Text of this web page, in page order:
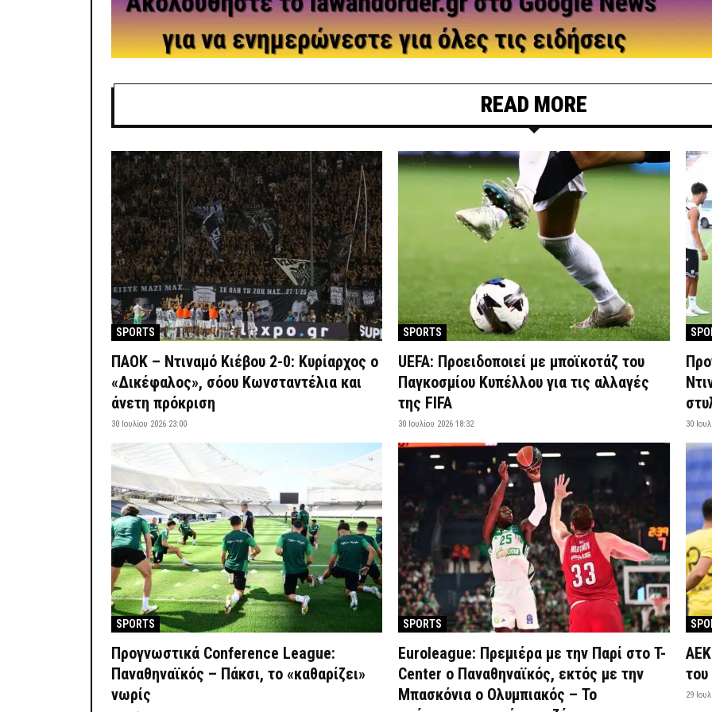
READ MORE
SPORTS
ΠΑΟΚ – Ντιναμό Κιέβου 2-0: Κυρίαρχος ο
«Δικέφαλος», σόου Κωνσταντέλια και
άνετη πρόκριση
30 Ιουλίου 2026 23:00
SPORTS
UEFA: Προειδοποιεί με μποϊκοτάζ του
Παγκοσμίου Κυπέλλου για τις αλλαγές
της FIFA
30 Ιουλίου 2026 18:32 30
SPORTS
Προγνωστικά Conference League:
Παναθηναϊκός – Πάκσι, το «καθαρίζει»
νωρίς
SPORTS
Euroleague: Πρεμιέρα με την Παρί στο T-
Center ο Παναθηναϊκός, εκτός με την
Μπασκόνια ο Ολυμπιακός – Το
29